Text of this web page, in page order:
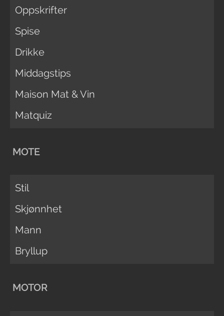
Oppskrifter
Spise
Drikke
Middagstips
Maison Mat & Vin
Matquiz
MOTE
Stil
Skjønnhet
Mann
Bryllup
MOTOR